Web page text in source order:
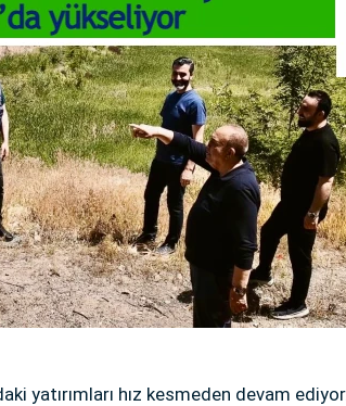
yatırımları hız kesmeden devam